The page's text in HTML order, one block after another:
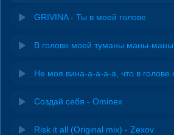
GRIVINA - Ты в моей голове
В голове моей туманы маны-
Не моя вина-а-а-а-а, что в голове
Создай себя - Ominex
Risk it all (Original mix) - Zexov